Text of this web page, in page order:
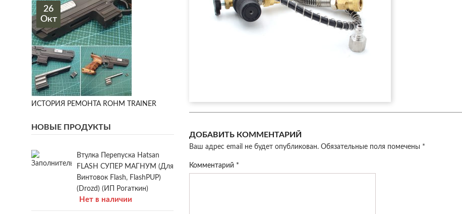
ДОБАВИТЬ КОММЕНТАРИЙ
Ваш адрес email не будет опубликован. Обязательные поля помечены *
Комментарий *
26
Окт
ИСТОРИЯ РЕМОНТА ROHM TRAINER
НОВЫЕ ПРОДУКТЫ
Втулка Перепуска Hatsan
FLASH СУПЕР МАГНУМ (для
Винтовок Flash, FlashPUP)
(Drozd) (ИП Рогаткин)
Нет в наличии